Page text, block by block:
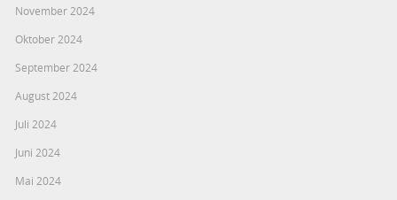
November 2024
Oktober 2024
September 2024
August 2024
Juli 2024
Juni 2024
Mai 2024